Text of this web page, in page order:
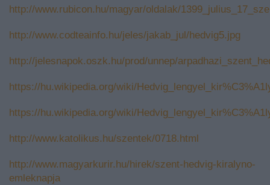
http://www.rubicon.hu/magyar/oldalak/
http://www.codteainfo.hu/jeles/jakab_jul/hedvig5.jpg
http://jelesnapok.oszk.hu/prod/unnep/
https://hu.wikipedia.org/wiki/
https://hu.wikipedia.org/wiki/
http://www.katolikus.hu/szentek/0718.html
http://www.magyarkurir.hu/hirek/szent-hedvig-kiralyno-
emleknapja